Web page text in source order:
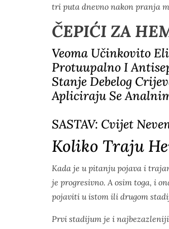
tri puta dnevno nakon pranja
ČEPIĆI ZA
Veoma Učinkovito
Protuupalno I
Stanje Debelog
Apliciraju Se
SASTAV: Cvijet
Koliko Traju
Kada je u pitanju pojava i
je progresivno. A osim toga, i
pojaviti u istom ili drugom
Prvi stadijum je i